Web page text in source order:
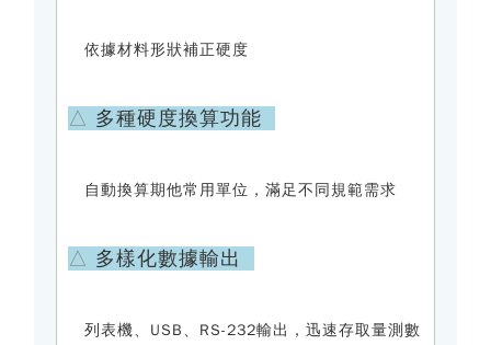
依據材料形狀補正硬度
△ 多種硬度換算功能
自動換算期他常用單位，滿足不同規範需求
△ 多樣化數據輸出
列表機、USB、RS-232輸出，迅速存取量測數